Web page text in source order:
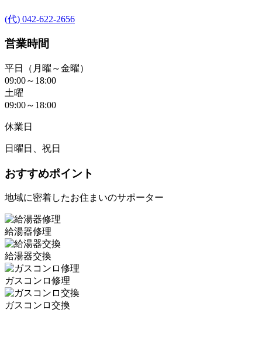
(代) 042-622-2656
営業時間
平日（月曜～金曜）
09:00～18:00
土曜
09:00～18:00
休業日
日曜日、祝日
おすすめポイント
地域に密着したお住まいのサポーター
給湯器修理
給湯器交換
ガスコンロ修理
ガスコンロ交換